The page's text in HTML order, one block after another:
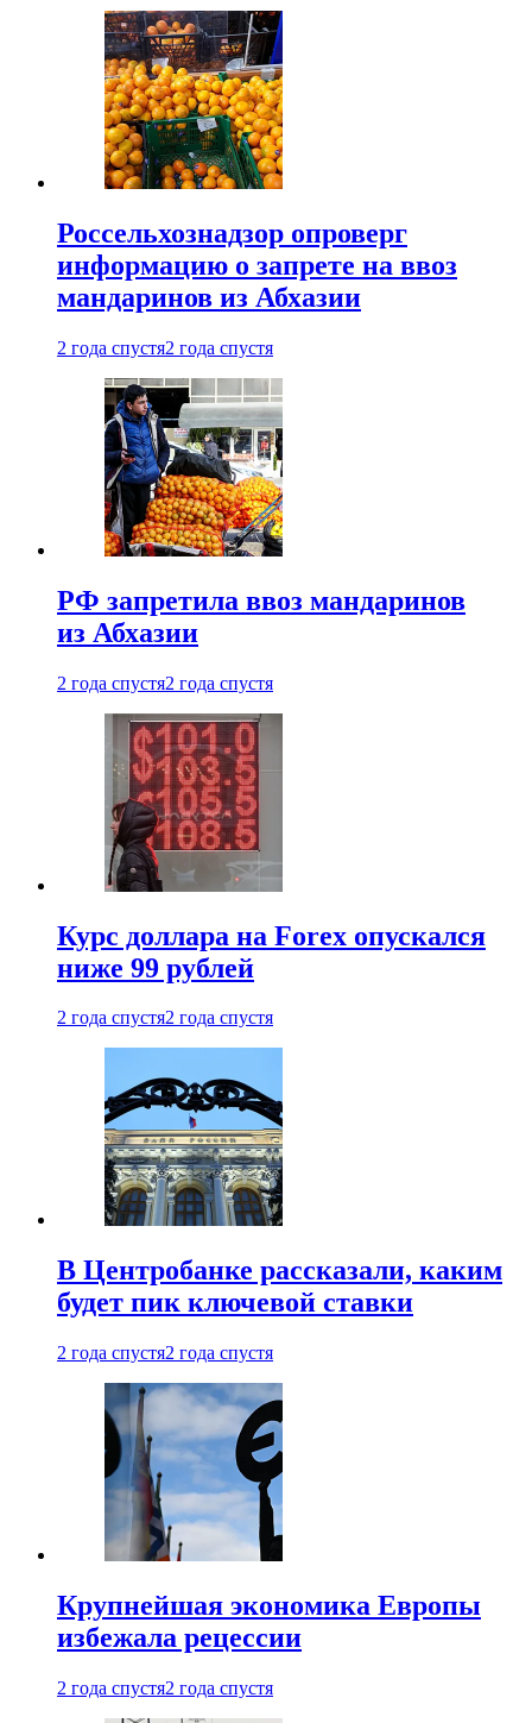
Россельхознадзор опроверг
информацию о запрете на ввоз
мандаринов из Абхазии
2 года спустя2 года спустя
РФ запретила ввоз мандаринов
из Абхазии
2 года спустя2 года спустя
Курс доллара на Forex опускался
ниже 99 рублей
2 года спустя2 года спустя
В Центробанке рассказали, каким
будет пик ключевой ставки
2 года спустя2 года спустя
Крупнейшая экономика Европы
избежала рецессии
2 года спустя2 года спустя